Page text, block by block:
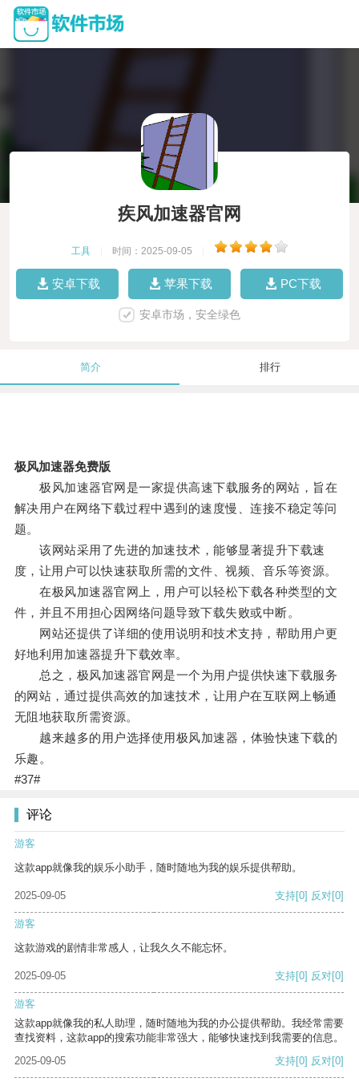
疾风加速器官网
工具 时间：2025-09-05
安卓下载 苹果下载 PC下载
安卓市场，安全绿色
简介 排行
极风加速器免费版
极风加速器官网是一家提供高速下载服务的网站，旨在
解决用户在网络下载过程中遇到的速度慢、连接不稳定等问
题。
该网站采用了先进的加速技术，能够显著提升下载速
度，让用户可以快速获取所需的文件、视频、音乐等资源。
在极风加速器官网上，用户可以轻松下载各种类型的文
件，并且不用担心因网络问题导致下载失败或中断。
网站还提供了详细的使用说明和技术支持，帮助用户更
好地利用加速器提升下载效率。
总之，极风加速器官网是一个为用户提供快速下载服务
的网站，通过提供高效的加速技术，让用户在互联网上畅通
无阻地获取所需资源。
越来越多的用户选择使用极风加速器，体验快速下载的
乐趣。
#37#
评论
游客
这款app就像我的娱乐小助手，随时随地为我的娱乐提供帮助。
2025-09-05 支持[0] 反对[0]
游客
这款游戏的剧情非常感人，让我久久不能忘怀。
2025-09-05 支持[0] 反对[0]
游客
这款app就像我的私人助理，随时随地为我的办公提供帮助。我经常需要
查找资料，这款app的搜索功能非常强大，能够快速找到我需要的信息。
2025-09-05
支持[0] 反对[0]